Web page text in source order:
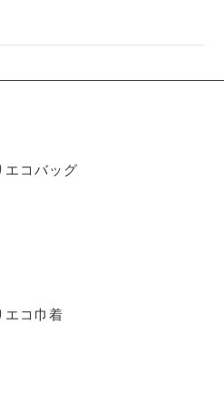
エコバッグ
エコ巾着